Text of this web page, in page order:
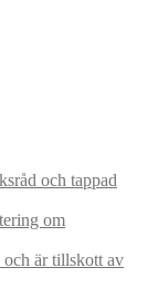
och tappad
om
är tillskott av